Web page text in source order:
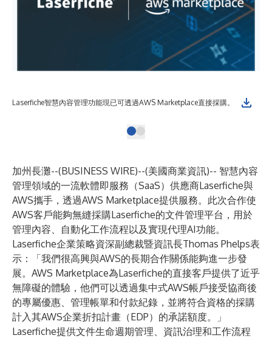
Laserfiche智慧內容管理功能現已可透過AWS Marketplace直接採購。
加州長灘--(BUSINESS WIRE)--(美國商業資訊)-- 智慧內容
管理領域的一流軟體即服務（SaaS）供應商Laserfiche與
AWS攜手，透過AWS Marketplace提供服務。此次合作使
AWS客戶能夠無縫採購Laserfiche的文件管理平台，用於
管理內容、自動化工作流程以及實現代理AI功能。
Laserfiche企業策略資深副總裁暨資訊長Thomas Phelps表
示：「我們很高興與AWS的長期合作關係能夠進一步發
展。AWS Marketplace為Laserfiche的直接客戶提供了近乎
無障礙的體驗，他們可以透過集中式AWS帳戶接受協商後
的專屬優惠、管理帳單和付款紀錄，並將符合資格的採購
計入其AWS企業折扣計畫（EDP）的承諾額度。」
Laserfiche提供文件生命週期管理、資訊治理和工作流程